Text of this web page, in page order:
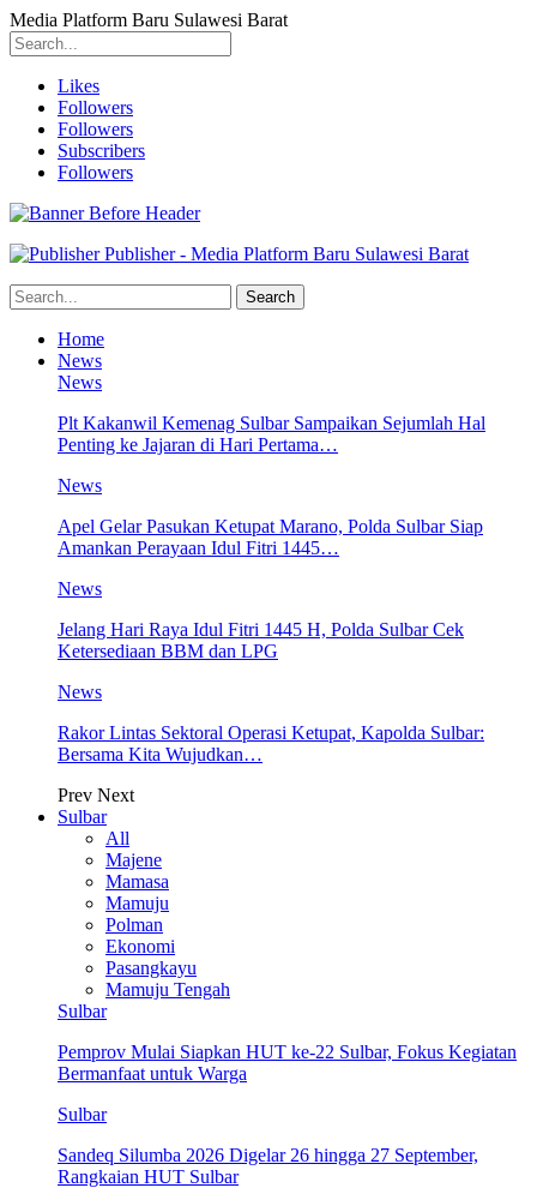
Media Platform Baru Sulawesi Barat
Likes
Followers
Followers
Subscribers
Followers
Publisher - Media Platform Baru Sulawesi Barat
Home
News
News
Plt Kakanwil Kemenag Sulbar Sampaikan Sejumlah Hal
Penting ke Jajaran di Hari Pertama…
News
Apel Gelar Pasukan Ketupat Marano, Polda Sulbar Siap
Amankan Perayaan Idul Fitri 1445…
News
Jelang Hari Raya Idul Fitri 1445 H, Polda Sulbar Cek
Ketersediaan BBM dan LPG
News
Rakor Lintas Sektoral Operasi Ketupat, Kapolda Sulbar:
Bersama Kita Wujudkan…
Prev Next
Sulbar
All
Majene
Mamasa
Mamuju
Polman
Ekonomi
Pasangkayu
Mamuju Tengah
Sulbar
Pemprov Mulai Siapkan HUT ke-22 Sulbar, Fokus Kegiatan
Bermanfaat untuk Warga
Sulbar
Sandeq Silumba 2026 Digelar 26 hingga 27 September,
Rangkaian HUT Sulbar